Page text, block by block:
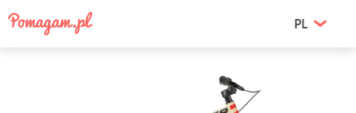
PL